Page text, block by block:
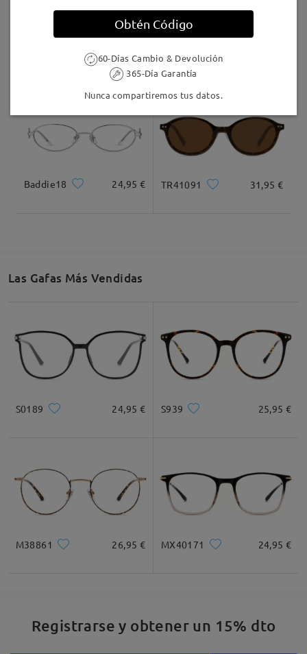
21,95 € Baddie22
Baddie18 24,95 € TR41091 31,95 €
Las Gafas Más Vendidas
S0189 24,95 € S939 25,95 €
M38861 26,95 € MX40171 24,95 €
Registrarse y obtener un 15% dto
Obtén Código
60-Días Cambio & Devolución
365-Día Garantía
Nunca compartiremos tus datos.